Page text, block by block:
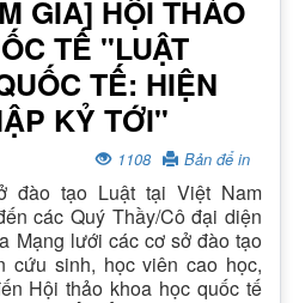
GIA] HỘI THẢO
TẾ "LUẬT
TẾ: HIỆN
KỶ TỚI"
1108 Bản để in
đào tạo Luật tại Việt Nam
các Quý Thầy/Cô đại diện
Mạng lưới các cơ sở đào tạo
cứu sinh, học viên cao học,
Hội thảo khoa học quốc tế